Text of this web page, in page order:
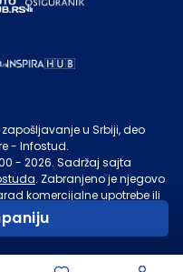
u Srbiji, deo
- Infostud.
- 2026. Sadržaj sajta
. Zabranjeno je njegovo
komercijalne upotrebe ili
sajta.